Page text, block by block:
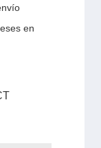
en